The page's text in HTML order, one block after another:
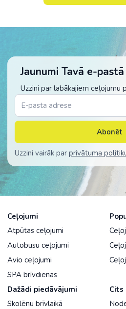
Jaunumi Tavā e-pastā
Uzzini par labākajiem ceļojumu
Abonēt
Uzzini vairāk par privātuma
Ceļojumi
Atpūtas ceļojumi
Autobusu ceļojumi
Avio ceļojumi
SPA brīvdienas
Dažādi piedāvājumi
Skolēnu brīvlaikā
Cits